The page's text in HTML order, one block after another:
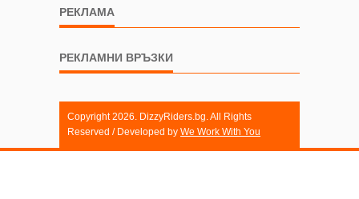
РЕКЛАМА
РЕКЛАМНИ ВРЪЗКИ
Copyright 2026. DizzyRiders.bg. All Rights
Reserved / Developed by We Work With You